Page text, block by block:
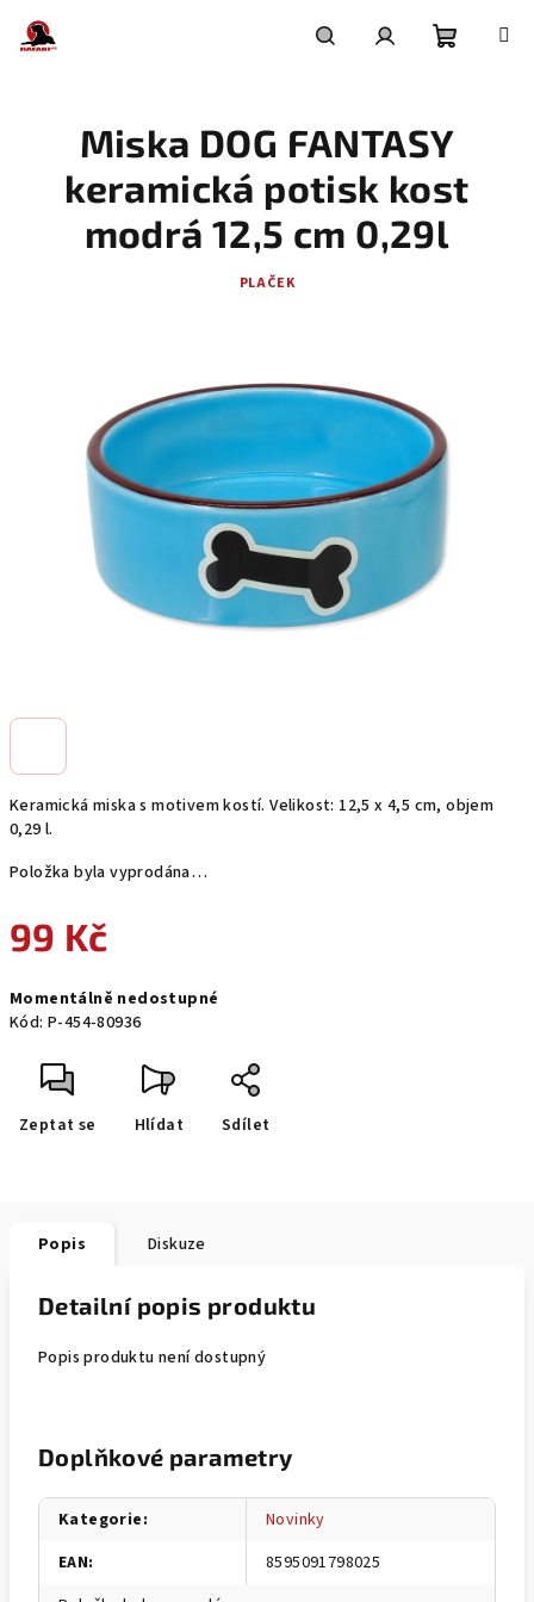
obsah
košík
Keramická miska s motivem kostí. Velikost: 12,5 x 4,5 cm, objem
0,29 l.
Položka byla vyprodána…
99 Kč
cena:
Momentálně nedostupné
Kód: P-454-80936
Zeptat se Hlídat Sdílet
Miska DOG FANTASY
keramická potisk kost
modrá 12,5 cm 0,29l
PLAČEK
Popis Diskuze
Detailní popis produktu
Popis produktu není dostupný
Doplňkové parametry
Kategorie:
Novinky
EAN:
8595091798025